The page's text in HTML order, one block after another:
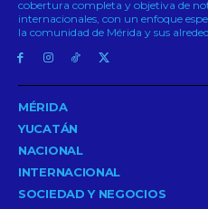
cobertura completa y objetiva de
internacionales, con un enfoque
la comunidad de Mérida y sus
MÉRIDA
YUCATÁN
NACIONAL
INTERNACIONAL
SOCIEDAD Y NEGOCIOS